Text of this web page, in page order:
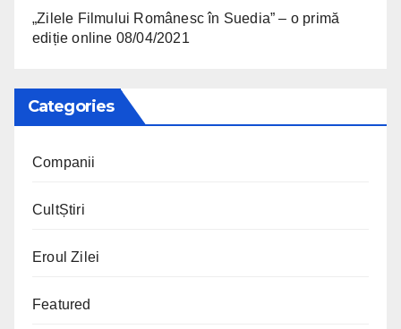
„Zilele Filmului Românesc în Suedia” – o primă
ediție online 08/04/2021
Categories
Companii
CultȘtiri
Eroul Zilei
Featured